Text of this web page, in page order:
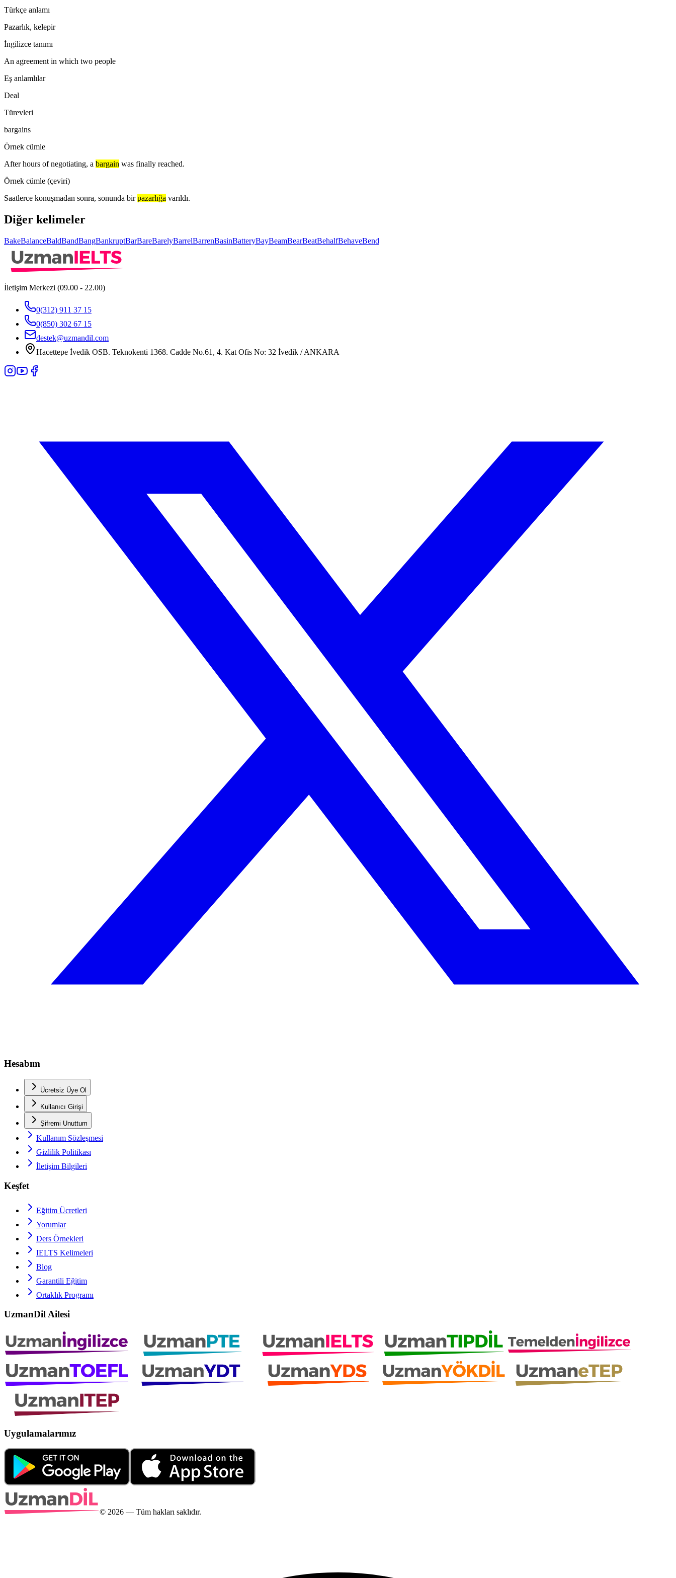
Türkçe anlamı
Pazarlık, kelepir
İngilizce tanımı
An agreement in which two people
Eş anlamlılar
Deal
Türevleri
bargains
Örnek cümle
After hours of negotiating, a bargain was finally reached.
Örnek cümle (çeviri)
Saatlerce konuşmadan sonra, sonunda bir pazarlığa varıldı.
Diğer kelimeler
BakeBalanceBaldBandBangBankruptBarBareBarelyBarrelBarrenBasinBatteryBayBeamBearBeatBehalfBehaveBend
İletişim Merkezi (09.00 - 22.00)
0(312) 911 37 15
0(850) 302 67 15
destek@uzmandil.com
Hacettepe İvedik OSB. Teknokenti 1368. Cadde No.61, 4. Kat Ofis No: 32 İvedik / ANKARA
Hesabım
Ücretsiz Üye Ol
Kullanıcı Girişi
Şifremi Unuttum
Kullanım Sözleşmesi
Gizlilik Politikası
İletişim Bilgileri
Keşfet
Eğitim Ücretleri
Yorumlar
Ders Örnekleri
IELTS Kelimeleri
Blog
Garantili Eğitim
Ortaklık Programı
UzmanDil Ailesi
Uygulamalarımız
© 2026 — Tüm hakları saklıdır.